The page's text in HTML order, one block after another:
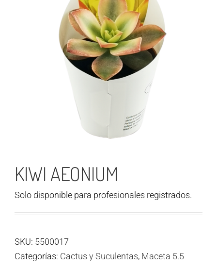
KIWI AEONIUM
Solo disponible para profesionales registrados.
SKU: 5500017
Categorías: Cactus y Suculentas, Maceta 5.5